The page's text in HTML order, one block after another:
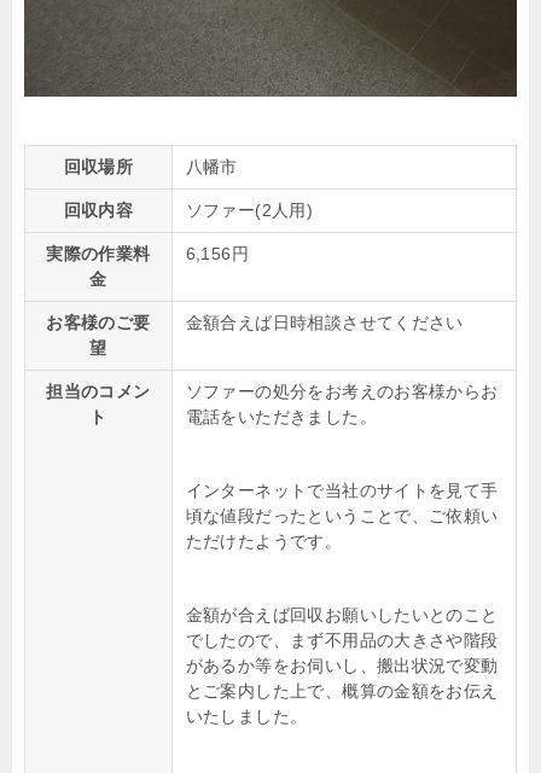
回収場所 八幡市
回収内容 ソファー(2人用)
実際の作業料
金
6,156円
お客様のご要
望
金額合えば日時相談させてください
担当のコメン
ト
ソファーの処分をお考えのお客様からお
電話をいただきました。
インターネットで当社のサイトを見て手
頃な値段だったということで、ご依頼い
ただけたようです。
金額が合えば回収お願いしたいとのこと
でしたので、まず不用品の大きさや階段
があるか等をお伺いし、搬出状況で変動
とご案内した上で、概算の金額をお伝え
いたしました。